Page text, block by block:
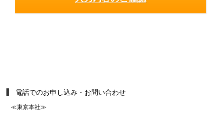
電話でのお申し込み・お問い合わせ
≪東京本社≫